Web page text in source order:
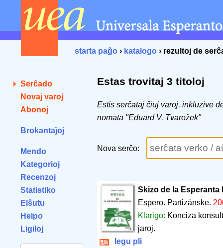
starta paĝo › katalogo › rezultoj de
Serĉado
Novaj varoj
Abonoj
Brokantaĵoj
Mendo
Kategorioj
Recenzoj
Statistiko
Elŝutu
Helpo
Ligiloj
Estas trovitaj 3 titoloj
Estis serĉataj ĉiuj varoj, inkluzive
nomata "Eduard V. Tvarožek"
Nova serĉo:
Skizo de la Esperanta
Espero. Partizánske.
Klarigo: Konciza
jaroj.
legu pli